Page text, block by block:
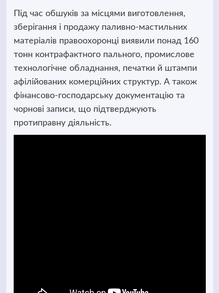
Під час обшуків за місцями виготовлення,
зберігання і продажу паливно-мастильних
матеріалів правоохоронці виявили понад 160
тонн контрафактного пального, промислове
технологічне обладнання, печатки й штампи
афілійованих комерційних структур. А також
фінансово-господарську документацію та
чорнові записи, що підтверджують
протиправну діяльність.